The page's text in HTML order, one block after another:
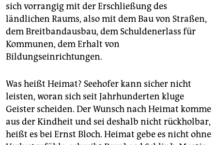
sich vorrangig mit der Erschließung des
ländlichen Raums, also mit dem Bau von Straßen,
dem Breitbandausbau, dem Schuldenerlass für
Kommunen, dem Erhalt von
Bildungseinrichtungen.
Was heißt Heimat? Seehofer kann sicher nicht
leisten, woran sich seit Jahrhunderten kluge
Geister scheiden. Der Wunsch nach Heimat komme
aus der Kindheit und sei deshalb nicht rückholbar,
heißt es bei Ernst Bloch. Heimat gebe es nicht ohne